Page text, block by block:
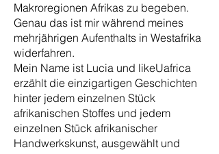
Makroregionen Afrikas zu begeben.
Genau das ist mir während meines
mehrjährigen Aufenthalts in Westafrika
widerfahren.
Mein Name ist Lucia und likeUafrica
erzählt die einzigartigen Geschichten
hinter jedem einzelnen Stück
afrikanischen Stoffes und jedem
einzelnen Stück afrikanischer
Handwerkskunst, ausgewählt und